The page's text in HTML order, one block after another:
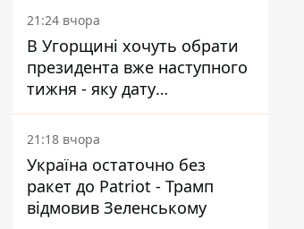
21:24 вчора
В Угорщині хочуть обрати
президента вже наступного
тижня - яку дату
пропонують
21:18 вчора
Україна остаточно без
ракет до Patriot - Трамп
відмовив Зеленському